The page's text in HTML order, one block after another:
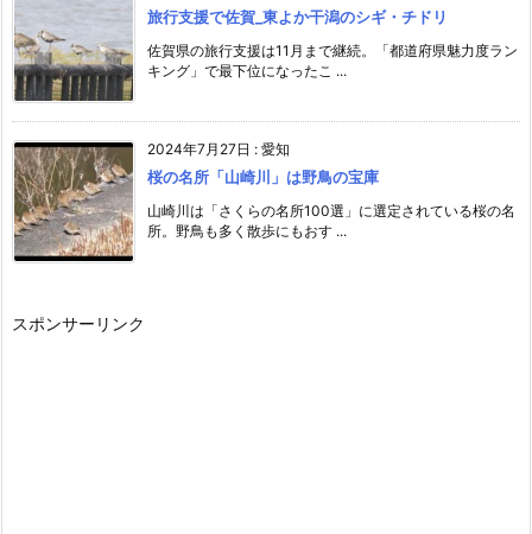
旅行支援で佐賀_東よか干潟のシギ・チドリ
佐賀県の旅行支援は11月まで継続。「都道府県魅力度ラン
キング」で最下位になったこ ...
2024年7月27日 : 愛知
桜の名所「山崎川」は野鳥の宝庫
山崎川は「さくらの名所100選」に選定されている桜の名
所。野鳥も多く散歩にもおす ...
スポンサーリンク